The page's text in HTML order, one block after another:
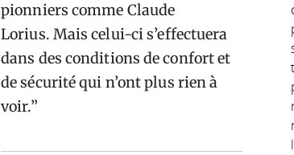
pionniers comme Claude
Lorius. Mais celui-ci s’effectuera
dans des conditions de confort et
de sécurité qui n’ont plus rien à
voir.